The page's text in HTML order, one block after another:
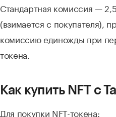
Стандартная комиссия —
(взимается с покупателя),
комиссию единожды при
токена.
Как купить NFT с
Для покупки NFT-токена: